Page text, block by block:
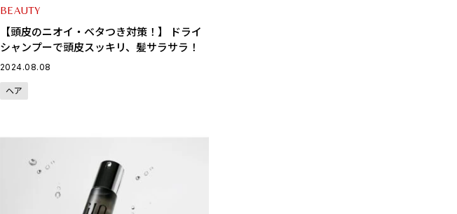
BEAUTY
【頭皮のニオイ・ベタつき対策！】 ドライ
シャンプーで頭皮スッキリ、髪サラサラ！
2024.08.08
ヘア